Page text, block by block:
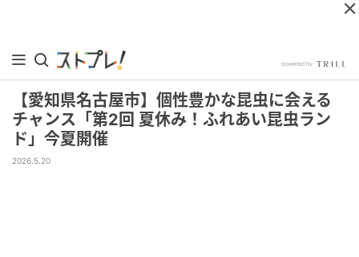
【愛知県名古屋市】個性豊かな昆虫に会える
チャンス「第2回 夏休み！ふれあい昆虫ラン
ド」今夏開催
2026.5.20